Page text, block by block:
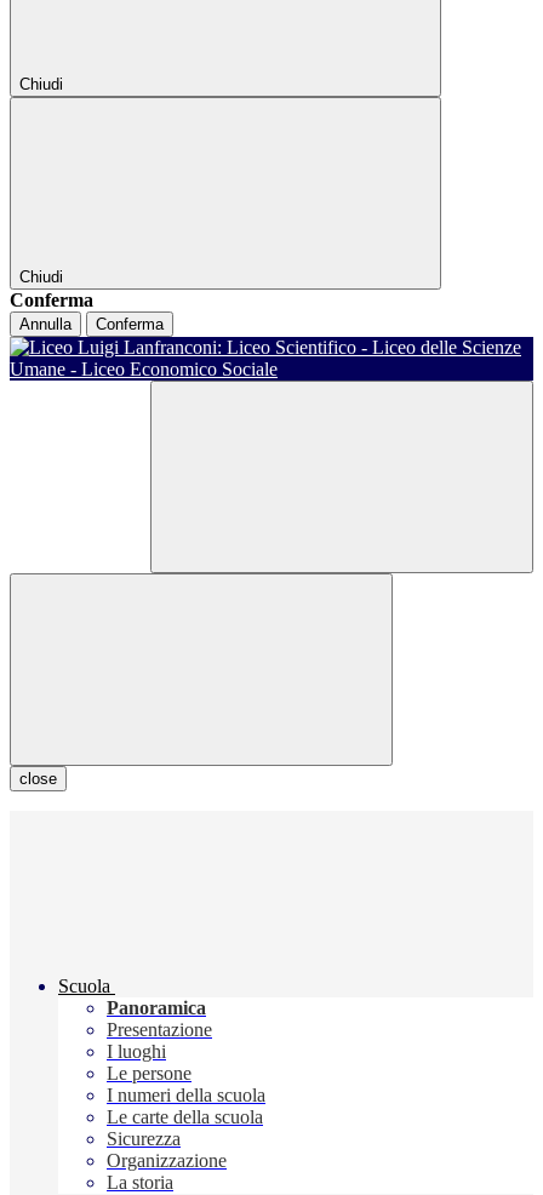
Chiudi
Chiudi
Conferma
Annulla Conferma
close
Scuola
Panoramica
Presentazione
I luoghi
Le persone
I numeri della scuola
Le carte della scuola
Sicurezza
Organizzazione
La storia